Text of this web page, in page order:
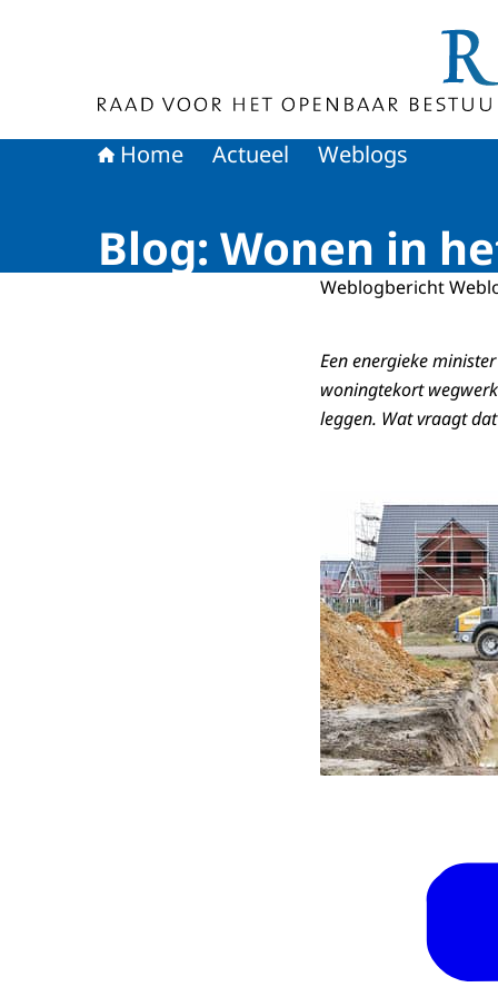
Home Actueel Weblogs
Blog: Wonen in
Weblogbericht
Een energieke
woningtekort
leggen. Wat vraagt